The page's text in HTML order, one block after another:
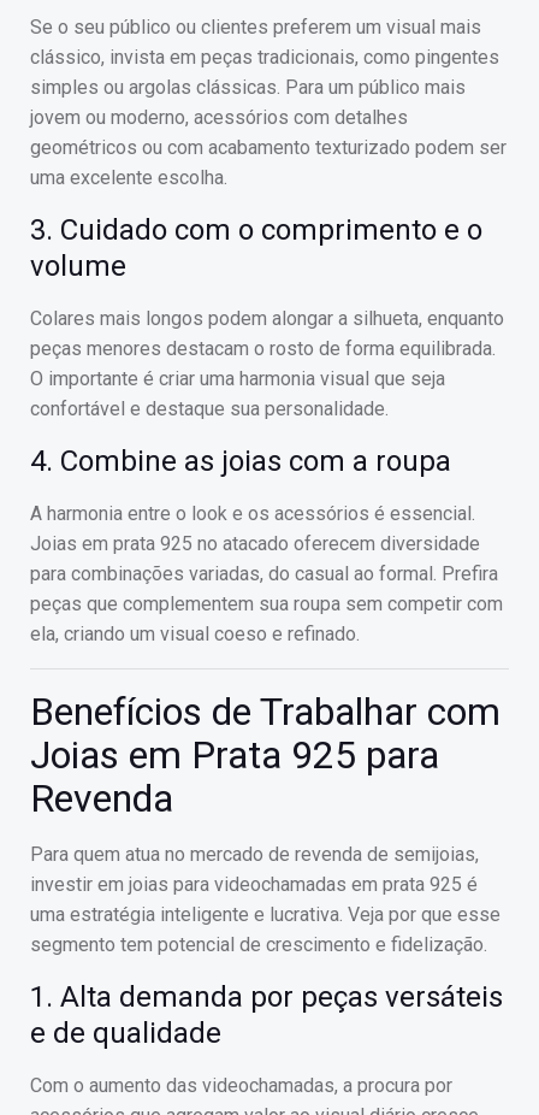
Se o seu público ou clientes preferem um visual mais
clássico, invista em peças tradicionais, como pingentes
simples ou argolas clássicas. Para um público mais
jovem ou moderno, acessórios com detalhes
geométricos ou com acabamento texturizado podem ser
uma excelente escolha.
3. Cuidado com o comprimento e o
volume
Colares mais longos podem alongar a silhueta, enquanto
peças menores destacam o rosto de forma equilibrada.
O importante é criar uma harmonia visual que seja
confortável e destaque sua personalidade.
4. Combine as joias com a roupa
A harmonia entre o look e os acessórios é essencial.
Joias em prata 925 no atacado oferecem diversidade
para combinações variadas, do casual ao formal. Prefira
peças que complementem sua roupa sem competir com
ela, criando um visual coeso e refinado.
Benefícios de Trabalhar com
Joias em Prata 925 para
Revenda
Para quem atua no mercado de revenda de semijoias,
investir em joias para videochamadas em prata 925 é
uma estratégia inteligente e lucrativa. Veja por que esse
segmento tem potencial de crescimento e fidelização.
1. Alta demanda por peças versáteis
e de qualidade
Com o aumento das videochamadas, a procura por